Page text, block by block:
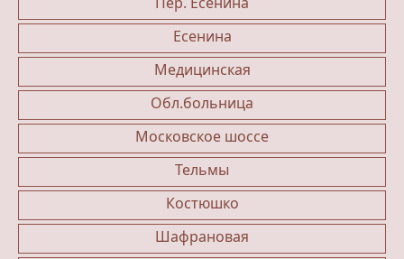
Есенина
Медицинская
Обл.больница
Московское шоссе
Тельмы
Костюшко
Шафрановая